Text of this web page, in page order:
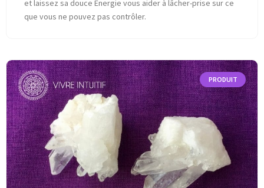
et laissez sa douce Energie vous aider à lâcher-prise sur ce
que vous ne pouvez pas contrôler.